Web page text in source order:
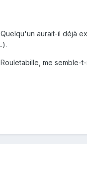
aurait-il déjà
me semble-t-